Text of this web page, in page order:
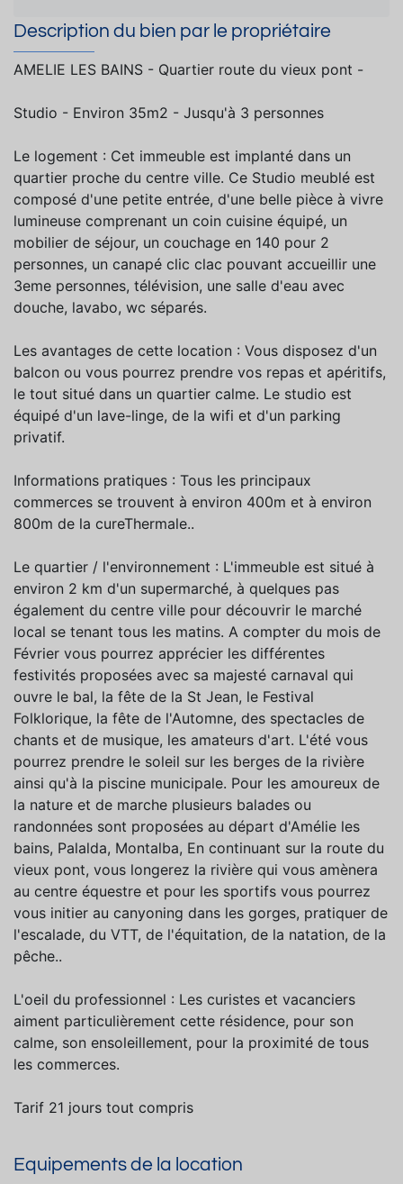
Description du bien par le propriétaire
AMELIE LES BAINS - Quartier route du vieux pont -
Studio - Environ 35m2 - Jusqu'à 3 personnes
Le logement : Cet immeuble est implanté dans un
quartier proche du centre ville. Ce Studio meublé est
composé d'une petite entrée, d'une belle pièce à vivre
lumineuse comprenant un coin cuisine équipé, un
mobilier de séjour, un couchage en 140 pour 2
personnes, un canapé clic clac pouvant accueillir une
3eme personnes, télévision, une salle d'eau avec
douche, lavabo, wc séparés.
Les avantages de cette location : Vous disposez d'un
balcon ou vous pourrez prendre vos repas et apéritifs,
le tout situé dans un quartier calme. Le studio est
équipé d'un lave-linge, de la wifi et d'un parking
privatif.
Informations pratiques : Tous les principaux
commerces se trouvent à environ 400m et à environ
800m de la cureThermale..
Le quartier / l'environnement : L'immeuble est situé à
environ 2 km d'un supermarché, à quelques pas
également du centre ville pour découvrir le marché
local se tenant tous les matins. A compter du mois de
Février vous pourrez apprécier les différentes
festivités proposées avec sa majesté carnaval qui
ouvre le bal, la fête de la St Jean, le Festival
Folklorique, la fête de l'Automne, des spectacles de
chants et de musique, les amateurs d'art. L'été vous
pourrez prendre le soleil sur les berges de la rivière
ainsi qu'à la piscine municipale. Pour les amoureux de
la nature et de marche plusieurs balades ou
randonnées sont proposées au départ d'Amélie les
bains, Palalda, Montalba, En continuant sur la route du
vieux pont, vous longerez la rivière qui vous amènera
au centre équestre et pour les sportifs vous pourrez
vous initier au canyoning dans les gorges, pratiquer de
l'escalade, du VTT, de l'équitation, de la natation, de la
pêche..
L'oeil du professionnel : Les curistes et vacanciers
aiment particulièrement cette résidence, pour son
calme, son ensoleillement, pour la proximité de tous
les commerces.
Tarif 21 jours tout compris
Equipements de la location